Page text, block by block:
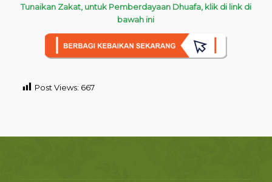
Tunaikan Zakat, untuk Pemberdayaan Dhuafa, klik di link di
bawah ini
Post Views: 667